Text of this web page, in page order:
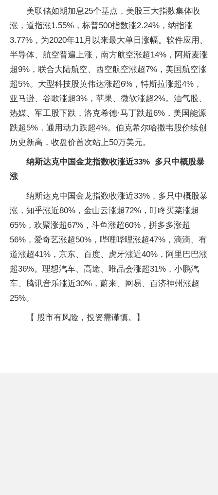
美联储如期加息25个基点，美股三大指数集体收
涨，道指涨1.55%，标普500指数涨2.24%，纳指涨
3.77%，为2020年11月以来最大单日涨幅。软件应用、
半导体、航空普遍上涨，南方航空涨超14%，阿斯麦涨
超9%，联合大陆航空、西空航空涨超7%，美国航空涨
超5%。大型科技股英伟达涨超6%，特斯拉涨超4%，
亚马逊、谷歌涨超3%，苹果、微软涨超2%。油气股、
热媒、军工股下跌，洛克希德·马丁跌超6%，美国能源
跌超5%，通用动力跌超4%。伯克希尔哈撒韦股价续创
历史新高，收盘价首次站上50万美元。
纳斯达克中国金龙指数收涨近33% 多只中概股暴
涨
纳斯达克中国金龙指数收涨近33%，多只中概股暴
涨，知乎涨近80%，金山云涨超72%，叮咚买菜涨超
65%，欢聚涨超67%，斗鱼涨超60%，拼多多涨超
56%，爱奇艺涨超50%，哔哩哔哩涨超47%，滴滴、有
道涨超41%，京东、百度、虎牙涨近40%，阿里巴巴涨
超36%。理想汽车、高途、唯品会涨超31%，小鹏汽
车、腾讯音乐涨近30%，蔚来、网易、百济神州涨超
25%。
【 股市有风险，投资需谨慎。】